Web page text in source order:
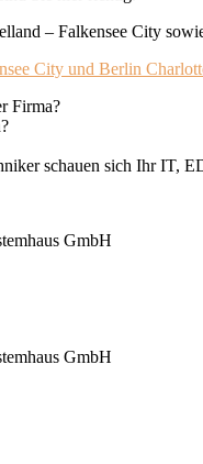
– Falkensee City
Firma?
schauen sich Ihr IT,
GmbH
GmbH